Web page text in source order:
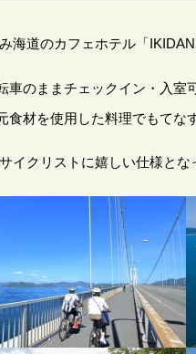
海道のカフェホテル「
車のままチェックイン・入室
食材を使用した料理でもてな
イクリストに嬉しい仕様とな